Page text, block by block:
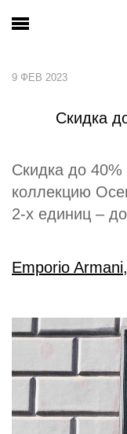
9 ФЕВ 2023
Скидка
Скидка до
коллекцию
2-х единиц –
Emporio